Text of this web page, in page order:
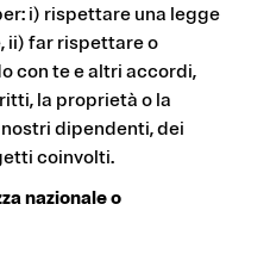
i) rispettare una legge
ii) far rispettare o
con te e altri accordi,
la proprietà o la
dipendenti, dei
coinvolti.
nazionale o